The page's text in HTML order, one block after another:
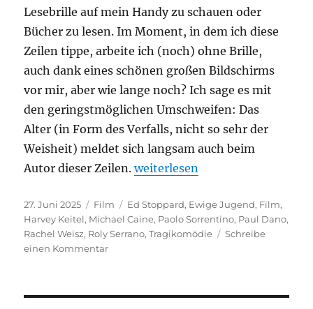
Lesebrille auf mein Handy zu schauen oder
Bücher zu lesen. Im Moment, in dem ich diese
Zeilen tippe, arbeite ich (noch) ohne Brille,
auch dank eines schönen großen Bildschirms
vor mir, aber wie lange noch? Ich sage es mit
den geringstmöglichen Umschweifen: Das
Alter (in Form des Verfalls, nicht so sehr der
Weisheit) meldet sich langsam auch beim
Autor dieser Zeilen.„Ewige Jugend“
weiterlesen
Veröffentlicht
am
27. Juni 2025 Kategorien
Film Schlagwörter
Ed Stoppard, Ewige Jugend, Film,
Harvey Keitel, Michael Caine, Paolo Sorrentino, Paul Dano,
Rachel Weisz, Roly Serrano,Tragikomödie
Schreibe
einen Kommentarzu